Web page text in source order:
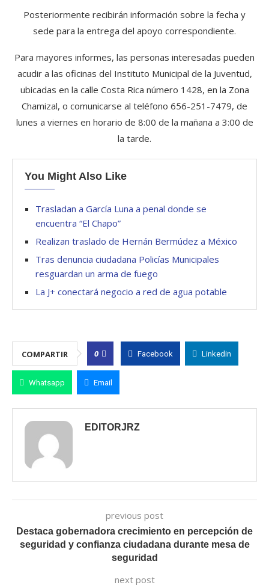
Posteriormente recibirán información sobre la fecha y
sede para la entrega del apoyo correspondiente.
Para mayores informes, las personas interesadas pueden
acudir a las oficinas del Instituto Municipal de la Juventud,
ubicadas en la calle Costa Rica número 1428, en la Zona
Chamizal, o comunicarse al teléfono 656-251-7479, de
lunes a viernes en horario de 8:00 de la mañana a 3:00 de
la tarde.
You Might Also Like
Trasladan a García Luna a penal donde se
encuentra “El Chapo”
Realizan traslado de Hernán Bermúdez a México
Tras denuncia ciudadana Policías Municipales
resguardan un arma de fuego
La J+ conectará negocio a red de agua potable
COMPARTIR 0 Facebook Linkedin
Whatsapp Email
EDITORJRZ
previous post
Destaca gobernadora crecimiento en percepción de
seguridad y confianza ciudadana durante mesa de
seguridad
next post